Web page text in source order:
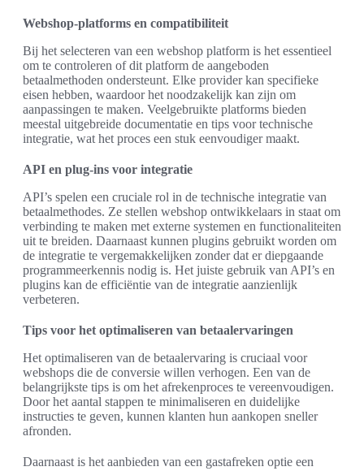
Webshop-platforms en compatibiliteit
Bij het selecteren van een webshop platform is het essentieel
om te controleren of dit platform de aangeboden
betaalmethoden ondersteunt. Elke provider kan specifieke
eisen hebben, waardoor het noodzakelijk kan zijn om
aanpassingen te maken. Veelgebruikte platforms bieden
meestal uitgebreide documentatie en tips voor technische
integratie, wat het proces een stuk eenvoudiger maakt.
API en plug-ins voor integratie
API’s spelen een cruciale rol in de technische integratie van
betaalmethodes. Ze stellen webshop ontwikkelaars in staat om
verbinding te maken met externe systemen en functionaliteiten
uit te breiden. Daarnaast kunnen plugins gebruikt worden om
de integratie te vergemakkelijken zonder dat er diepgaande
programmeerkennis nodig is. Het juiste gebruik van API’s en
plugins kan de efficiëntie van de integratie aanzienlijk
verbeteren.
Tips voor het optimaliseren van betaalervaringen
Het optimaliseren van de betaalervaring is cruciaal voor
webshops die de conversie willen verhogen. Een van de
belangrijkste tips is om het afrekenproces te vereenvoudigen.
Door het aantal stappen te minimaliseren en duidelijke
instructies te geven, kunnen klanten hun aankopen sneller
afronden.
Daarnaast is het aanbieden van een gastafreken optie een